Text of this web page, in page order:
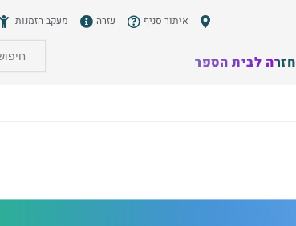
איתור סניף עזרה מעקב הזמנות
חזרה לבית הספר